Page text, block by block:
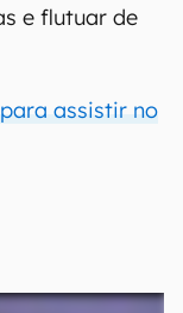
e flutuar de
assistir no